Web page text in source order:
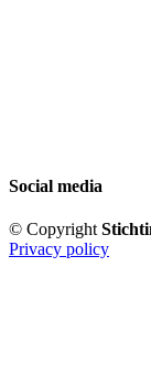
Social media
© Copyright
Privacy policy